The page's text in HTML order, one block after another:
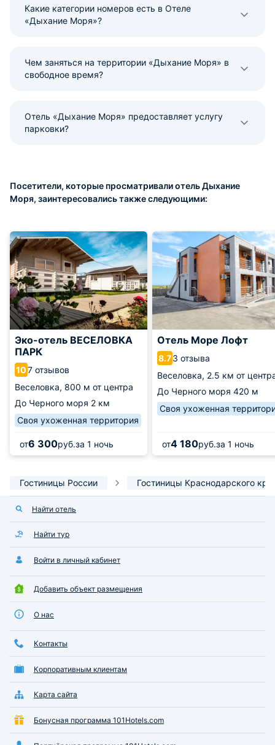
Какие категории номеров есть в Отеле
«Дыхание Моря»?
Чем заняться на территории «Дыхание Моря» в
свободное время?
Отель «Дыхание Моря» предоставляет услугу
парковки?
Посетители, которые просматривали отель Дыхание
Моря, заинтересовались также следующими:
Эко-отель ВЕСЕЛОВКА
ПАРК
107 отзывов
Веселовка, 800 м от центра
До Черного моря 2 км
Своя ухоженная территория
от6 300руб.за 1 ночь
Отель Море Лофт
8.73 отзыва
Веселовка, 2.5 км от
До Черного моря 420 м
Своя ухоженная
от4 180руб.за 1 ночь
Гостиницы России Гостиницы Краснодарского
Найти отель
Найти тур
Войти в личный кабинет
Добавить объект размещения
О нас
Контакты
Корпоративным клиентам
Карта сайта
Бонусная программа 101Hotels.com